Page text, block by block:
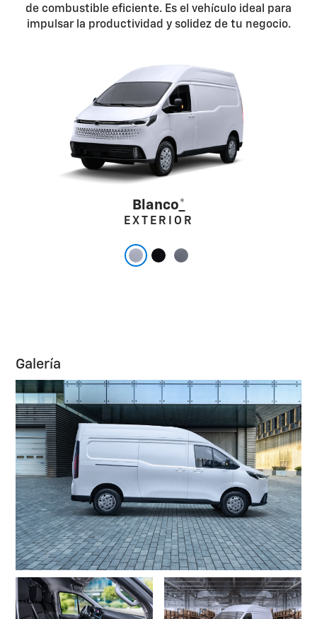
de combustible eficiente. Es el vehículo ideal para
impulsar la productividad y solidez de tu negocio.
EXTERIOR
Blanco*
Galería